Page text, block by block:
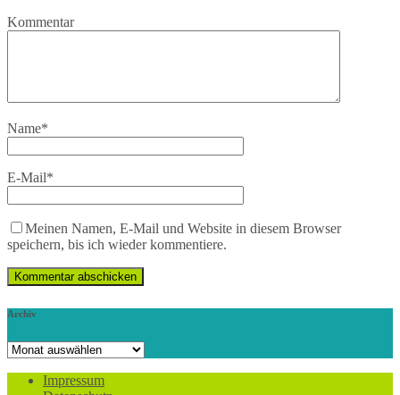
Kommentar
Name*
E-Mail*
Meinen Namen, E-Mail und Website in diesem Browser
speichern, bis ich wieder kommentiere.
Archiv
Archiv
Impressum